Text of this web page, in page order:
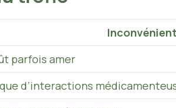
parfois amer
d’interactions